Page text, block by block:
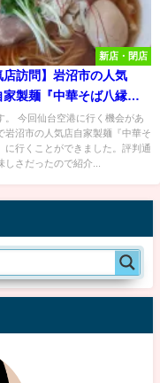
新店・閉店
店訪問】岩沼市の人気
家製麺『中華そば八縁
ン）』のらーめんが旨す
。 今回仙台空港に行く機会があ
岩沼市の人気店自家製麺『中華そ
に行くことができました。評判通
しさだったので紹介...